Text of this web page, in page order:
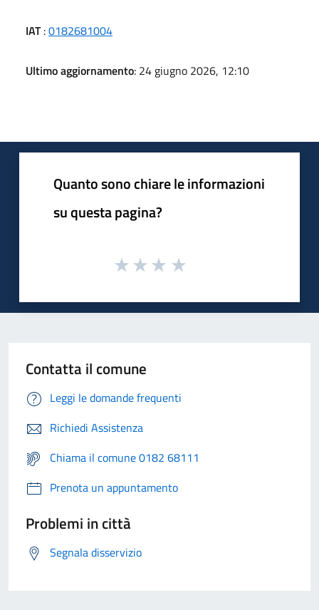
IAT:0182681004
Ultimo aggiornamento: 24 giugno 2026, 12:10
Quanto sono chiare le informazioni
su questa pagina?
Contatta il comune
Leggi le domande frequenti
Richiedi Assistenza
Chiama il comune 0182 68111
Prenota un appuntamento
Problemi in città
Segnala disservizio